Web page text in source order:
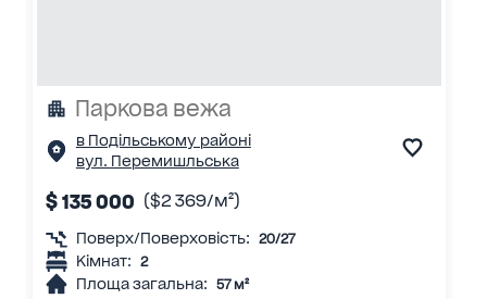
Паркова вежа
в Подільському районі
вул. Перемишльська
$ 135 000 ($2 369/м²)
Поверх/Поверховість: 20/27
Кімнат: 2
Площа загальна: 57 м²